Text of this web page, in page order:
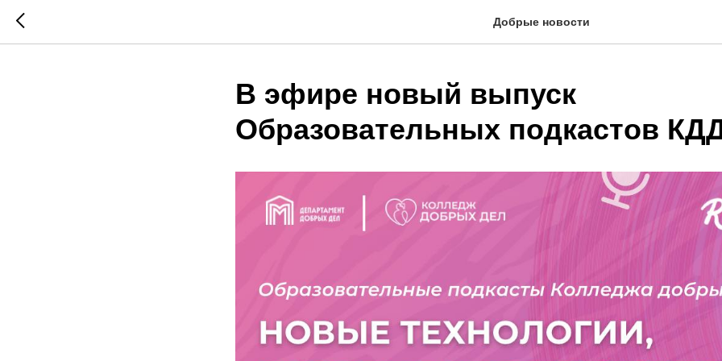
Добрые новости
В эфире новый выпуск
Образовательных подкастов